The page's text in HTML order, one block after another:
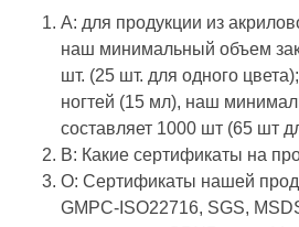
A: для продукции из
наш минимальный объем
шт. (25 шт. для одного
ногтей (15 мл), наш
составляет 1000 шт (65 шт
В: Какие сертификаты на
О: Сертификаты нашей
GMPC-ISO22716, SGS,